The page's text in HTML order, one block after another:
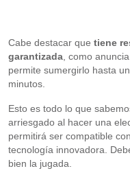
Cabe destacar que tiene
garantizada, como
permite sumergirlo hasta
minutos.
Esto es todo lo que
arriesgado al hacer una
permitirá ser compatible
tecnología innovadora.
bien la jugada.